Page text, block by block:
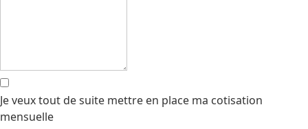
Je veux tout de suite mettre en place ma cotisation
mensuelle